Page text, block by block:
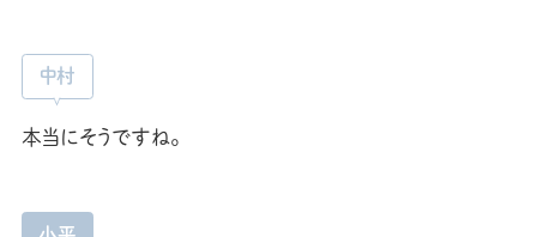
中村
本当にそうですね。